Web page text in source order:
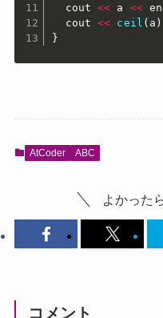
  cout
<< a <<
  cout
<< ceil ( a )
}
AtCoder ABC
よかった
コメント